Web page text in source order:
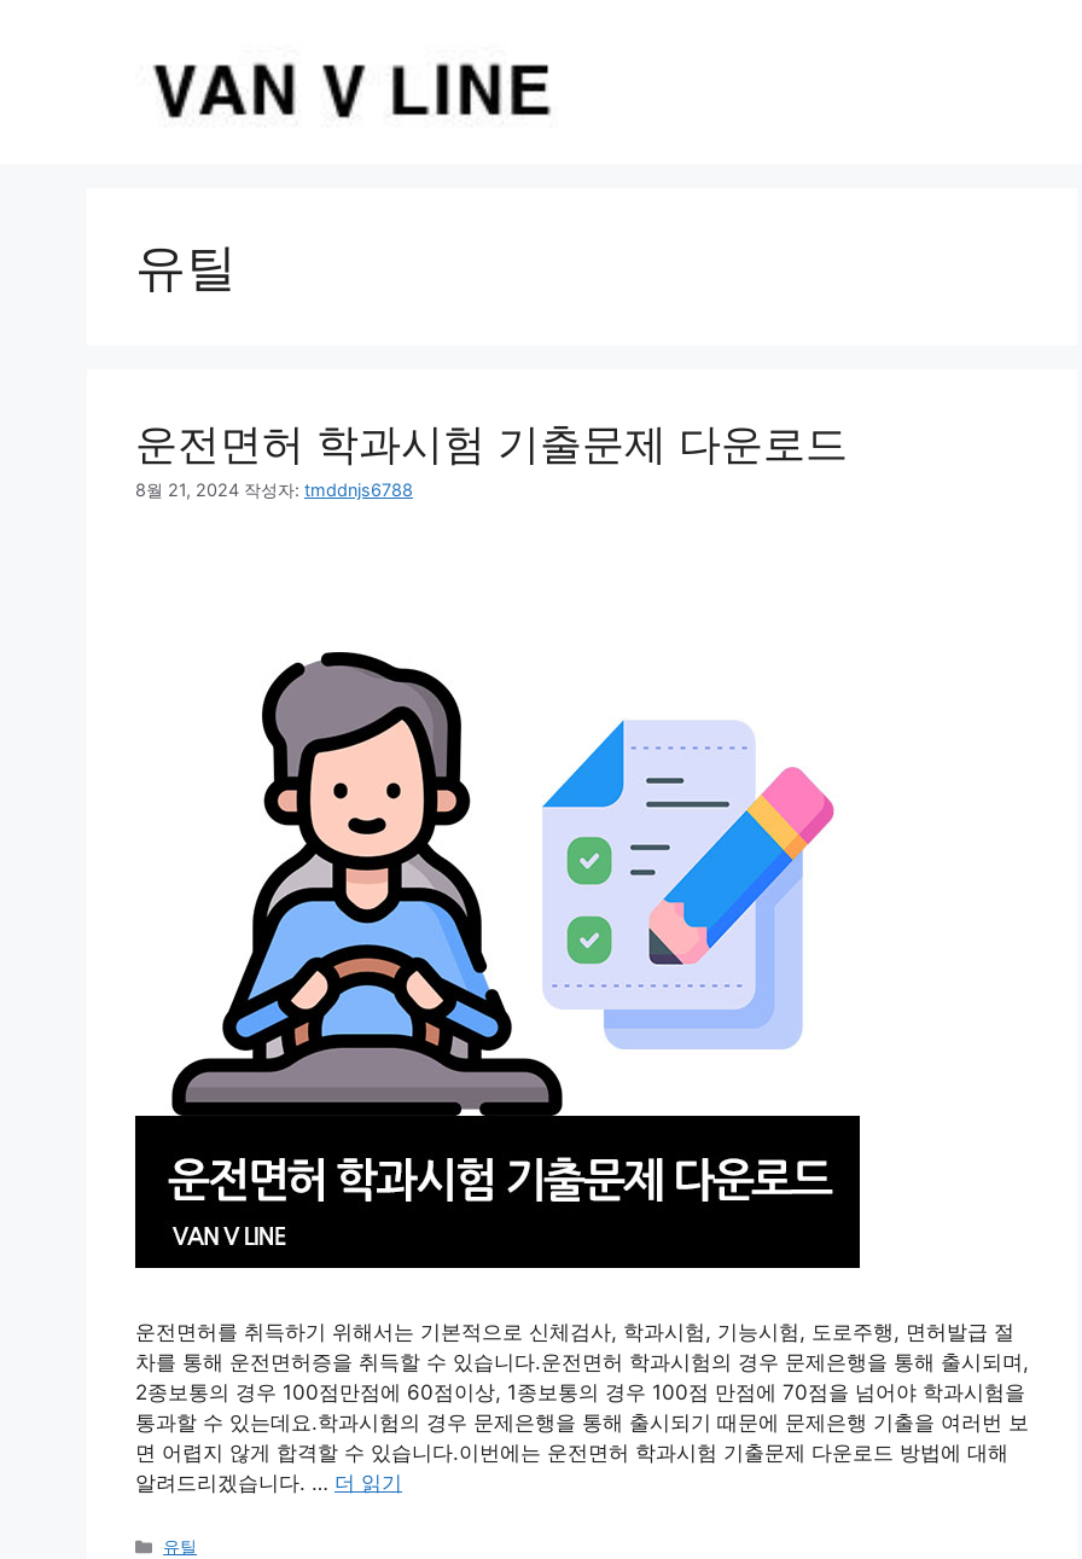
유틸
운전면허 학과시험 기출문제 다운로드
8월 21, 2024 작성자: tmddnjs6788
운전면허를 취득하기 위해서는 기본적으로 신체검사, 학과시험, 기능시험, 도로주행, 면허발급 절
차를 통해 운전면허증을 취득할 수 있습니다.운전면허 학과시험의 경우 문제은행을 통해 출시되며,
2종보통의 경우 100점만점에 60점이상, 1종보통의 경우 100점 만점에 70점을 넘어야 학과시험을
통과할 수 있는데요.학과시험의 경우 문제은행을 통해 출시되기 때문에 문제은행 기출을 여러번 보
면 어렵지 않게 합격할 수 있습니다.이번에는 운전면허 학과시험 기출문제 다운로드 방법에 대해
알려드리겠습니다. … 더 읽기
카
유틸